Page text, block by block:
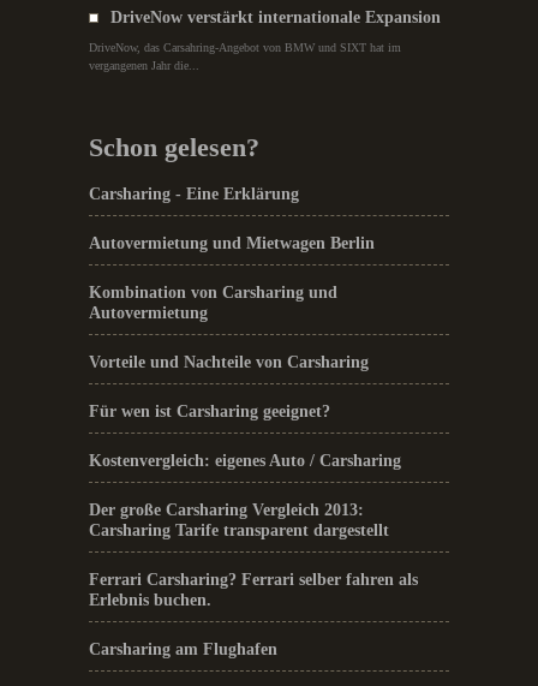
DriveNow verstärkt internationale Expansion
DriveNow, das Carsahring-Angebot von BMW und SIXT hat im
vergangenen Jahr die...
Schon gelesen?
Carsharing - Eine Erklärung
Autovermietung und Mietwagen Berlin
Kombination von Carsharing und
Autovermietung
Vorteile und Nachteile von Carsharing
Für wen ist Carsharing geeignet?
Kostenvergleich: eigenes Auto / Carsharing
Der große Carsharing Vergleich 2013:
Carsharing Tarife transparent dargestellt
Ferrari Carsharing? Ferrari selber fahren als
Erlebnis buchen.
Carsharing am Flughafen